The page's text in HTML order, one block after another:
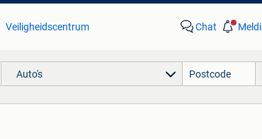
Veiligheidscentrum Chat
Auto's